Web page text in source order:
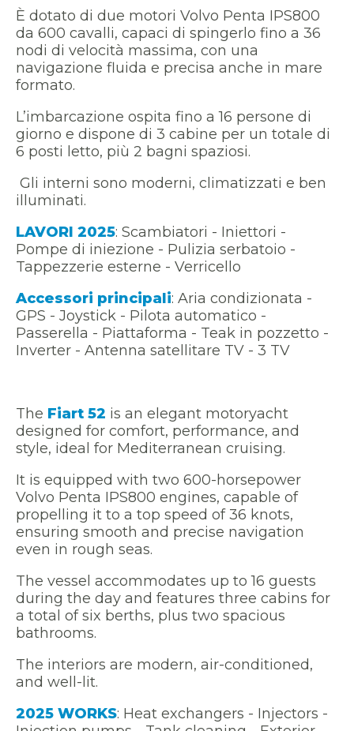
È dotato di due motori Volvo Penta IPS800
da 600 cavalli, capaci di spingerlo fino a 36
nodi di velocità massima, con una
navigazione fluida e precisa anche in mare
formato.
L’imbarcazione ospita fino a 16 persone di
giorno e dispone di 3 cabine per un totale di
6 posti letto, più 2 bagni spaziosi.
Gli interni sono moderni, climatizzati e ben
illuminati.
LAVORI 2025: Scambiatori - Iniettori -
Pompe di iniezione - Pulizia serbatoio -
Tappezzerie esterne - Verricello
Accessori principali: Aria condizionata -
GPS - Joystick - Pilota automatico -
Passerella - Piattaforma - Teak in pozzetto -
Inverter - Antenna satellitare TV - 3 TV
The Fiart 52 is an elegant motoryacht
designed for comfort, performance, and
style, ideal for Mediterranean cruising.
It is equipped with two 600-horsepower
Volvo Penta IPS800 engines, capable of
propelling it to a top speed of 36 knots,
ensuring smooth and precise navigation
even in rough seas.
The vessel accommodates up to 16 guests
during the day and features three cabins for
a total of six berths, plus two spacious
bathrooms.
The interiors are modern, air-conditioned,
and well-lit.
2025 WORKS: Heat exchangers - Injectors -